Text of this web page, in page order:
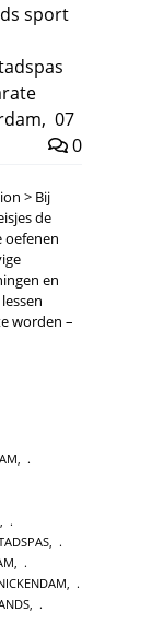
sport
, 07
0
> Bij
de
oefenen
en
worden –
,
,
,
,